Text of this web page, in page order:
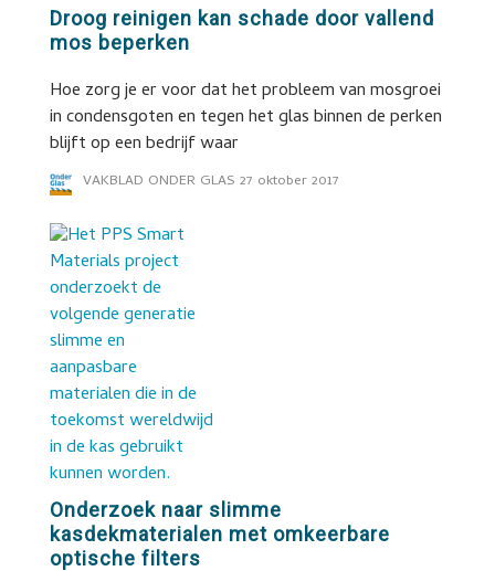
Droog reinigen kan schade door vallend
mos beperken
Hoe zorg je er voor dat het probleem van mosgroei
in condensgoten en tegen het glas binnen de perken
blijft op een bedrijf waar
VAKBLAD ONDER GLAS 27 oktober 2017
Onderzoek naar slimme
kasdekmaterialen met omkeerbare
optische filters